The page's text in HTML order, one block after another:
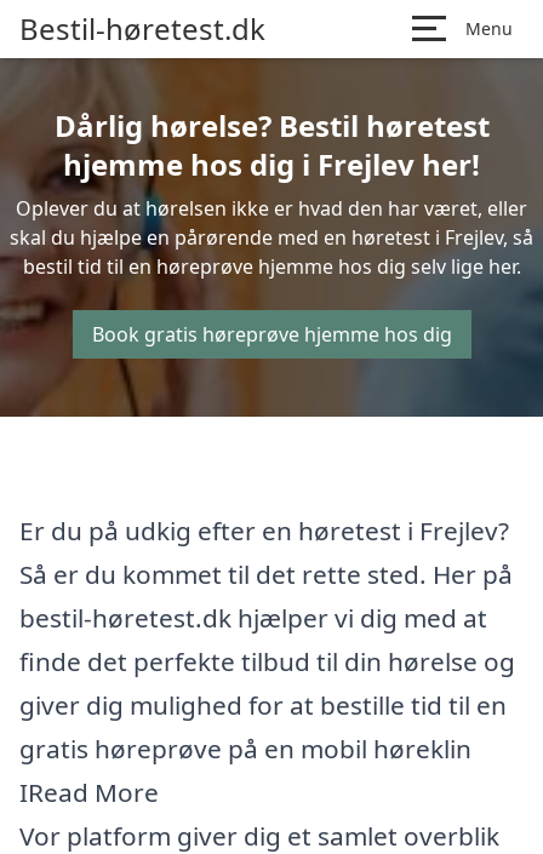
Bestil-høretest.dk Menu
Dårlig hørelse? Bestil høretest
hjemme hos dig i Frejlev her!
Oplever du at hørelsen ikke er hvad den har været, eller
skal du hjælpe en pårørende med en høretest i Frejlev, så
bestil tid til en høreprøve hjemme hos dig selv lige her.
Book gratis høreprøve hjemme hos dig
Er du på udkig efter en høretest i Frejlev?
Så er du kommet til det rette sted. Her på
bestil-høretest.dk hjælper vi dig med at
finde det perfekte tilbud til din hørelse og
giver dig mulighed for at bestille tid til en
gratis høreprøve på en mobil høreklin
IRead More
Vor platform giver dig et samlet overblik